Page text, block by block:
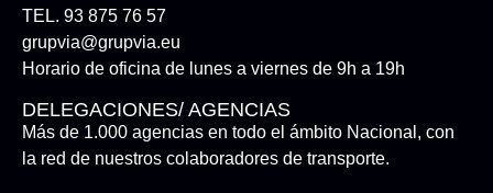
TEL. 93 875 76 57
grupvia@grupvia.eu
Horario de oficina de lunes a viernes de 9h a 19h
DELEGACIONES/ AGENCIAS
Más de 1.000 agencias en todo el ámbito Nacional, con
la red de nuestros colaboradores de transporte.